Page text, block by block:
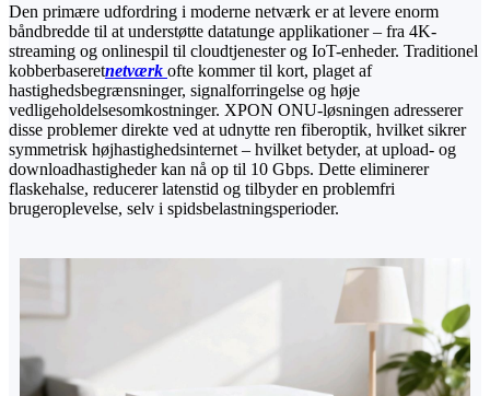
Den primære udfordring i moderne netværk er at levere enorm
båndbredde til at understøtte datatunge applikationer – fra 4K-
streaming og onlinespil til cloudtjenester og IoT-enheder. Traditionel
kobberbaseretnetværk ofte kommer til kort, plaget af
hastighedsbegrænsninger, signalforringelse og høje
vedligeholdelsesomkostninger. XPON ONU-løsningen adresserer
disse problemer direkte ved at udnytte ren fiberoptik, hvilket sikrer
symmetrisk højhastighedsinternet – hvilket betyder, at upload- og
downloadhastigheder kan nå op til 10 Gbps. Dette eliminerer
flaskehalse, reducerer latenstid og tilbyder en problemfri
brugeroplevelse, selv i spidsbelastningsperioder.